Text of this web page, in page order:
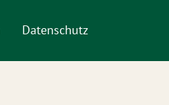
Datenschutz